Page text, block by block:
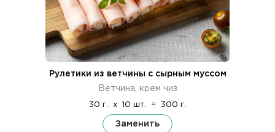
Рулетики из ветчины с сырным муссом
Ветчина, крем чиз
30 г. x 10 шт. = 300 г.
Заменить